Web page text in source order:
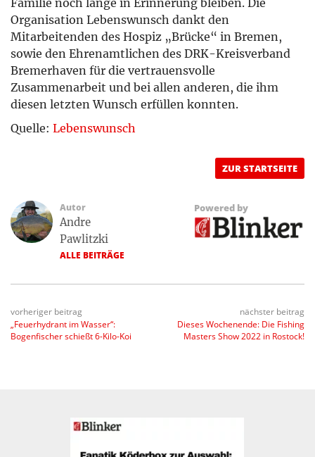
Organisation Lebenswunsch dankt den
Mitarbeitenden des Hospiz „Brücke“ in Bremen,
sowie den Ehrenamtlichen des DRK-Kreisverband
Bremerhaven für die vertrauensvolle
Zusammenarbeit und bei allen anderen, die ihm
diesen letzten Wunsch erfüllen konnten.
Quelle: Lebenswunsch
ZUR STARTSEITE
Autor
Andre
Pawlitzki
ALLE BEITRÄGE
Powered by
vorheriger beitrag
„Feuerhydrant im Wasser“:
Bogenfischer schießt 6-Kilo-Koi
nächster beitrag
Dieses Wochenende: Die Fishing
Masters Show 2022 in Rostock!